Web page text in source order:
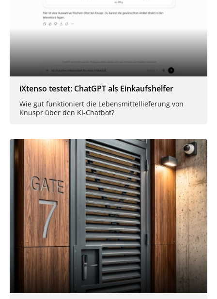
iXtenso testet: ChatGPT als Einkaufshelfer
Wie gut funktioniert die Lebensmittellieferung von
Knuspr über den KI-Chatbot?